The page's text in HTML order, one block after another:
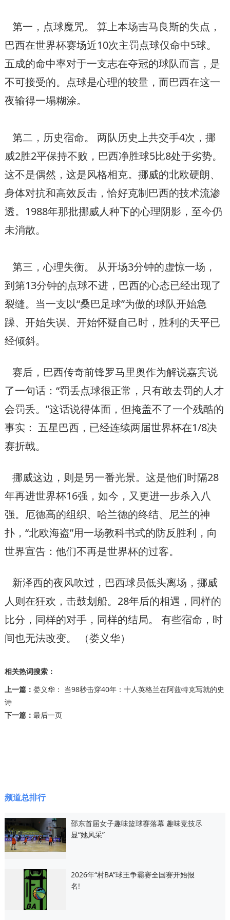
第一，点球魔咒。 算上本场吉马良斯的失点，
巴西在世界杯赛场近10次主罚点球仅命中5球。
五成的命中率对于一支志在夺冠的球队而言，是
不可接受的。点球是心理的较量，而巴西在这一
夜输得一塌糊涂。
第二，历史宿命。 两队历史上共交手4次，挪
威2胜2平保持不败，巴西净胜球5比8处于劣势。
这不是偶然，这是风格相克。挪威的北欧硬朗、
身体对抗和高效反击，恰好克制巴西的技术流渗
透。1988年那批挪威人种下的心理阴影，至今仍
未消散。
第三，心理失衡。 从开场3分钟的虚惊一场，
到第13分钟的点球不进，巴西的心态已经出现了
裂缝。当一支以“桑巴足球”为傲的球队开始急
躁、开始失误、开始怀疑自己时，胜利的天平已
经倾斜。
赛后，巴西传奇前锋罗马里奥作为解说嘉宾说
了一句话：“罚丢点球很正常，只有敢去罚的人才
会罚丢。”这话说得体面，但掩盖不了一个残酷的
事实： 五星巴西，已经连续两届世界杯在1/8决
赛折戟。
挪威这边，则是另一番光景。这是他们时隔28
年再进世界杯16强，如今，又更进一步杀入八
强。厄德高的组织、哈兰德的终结、尼兰的神
扑，“北欧海盗”用一场教科书式的防反胜利，向
世界宣告：他们不再是世界杯的过客。
新泽西的夜风吹过，巴西球员低头离场，挪威
人则在狂欢，击鼓划船。28年后的相遇，同样的
比分，同样的对手，同样的结局。 有些宿命，时
间也无法改变。 （娄义华）
相关热词搜索：
上一篇： 娄义华： 当98秒击穿40年：十人英格兰在阿兹特克写就的史
诗
下一篇： 最后一页
频道总排行
邵东首届女子趣味篮球赛落幕 趣味竞技尽
显“她风采”
2026年“村BA”球王争霸赛全国赛开始报
名!